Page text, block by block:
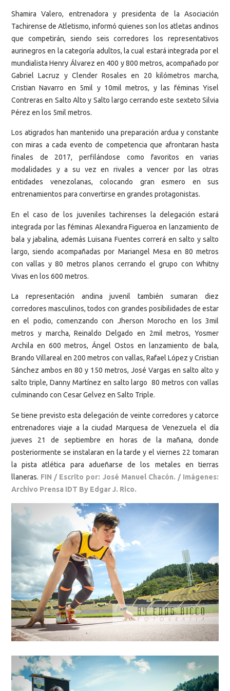
​Shamira Valero, entrenadora y presidenta de la Asociación
Tachirense de Atletismo, informó quienes son los atletas andinos
que competirán, siendo seis corredores los representativos
aurinegros en la categoría adultos, la cual estará integrada por el
mundialista Henry Álvarez en 400 y 800 metros, acompañado por
Gabriel Lacruz y Clender Rosales en 20 kilómetros marcha,
Cristian Navarro en 5mil y 10mil metros, y las féminas Yisel
Contreras en Salto Alto y Salto largo cerrando este sexteto Silvia
Pérez en los 5mil metros.
Los atigrados han mantenido una preparación ardua y constante
con miras a cada evento de competencia que afrontaran hasta
finales de 2017, perfilándose como favoritos en varias
modalidades y a su vez en rivales a vencer por las otras
entidades venezolanas, colocando gran esmero en sus
entrenamientos para convertirse en grandes protagonistas.
En el caso de los juveniles tachirenses la delegación estará
integrada por las féminas Alexandra Figueroa en lanzamiento de
bala y jabalina, además Luisana Fuentes correrá en salto y salto
largo, siendo acompañadas por Mariangel Mesa en 80 metros
con vallas y 80 metros planos cerrando el grupo con Whitny
Vivas en los 600 metros.
La representación andina juvenil también sumaran diez
corredores masculinos, todos con grandes posibilidades de estar
en el podio, comenzando con Jherson Morocho en los 3mil
metros y marcha, Reinaldo Delgado en 2mil metros, Yosmer
Archila en 600 metros, Ángel Ostos en lanzamiento de bala,
Brando Villareal en 200 metros con vallas, Rafael López y Cristian
Sánchez ambos en 80 y 150 metros, José Vargas en salto alto y
salto triple, Danny Martínez en salto largo 80 metros con vallas
culminando con Cesar Gelvez en Salto Triple.
Se tiene previsto esta delegación de veinte corredores y catorce
entrenadores viaje a la ciudad Marquesa de Venezuela el día
jueves 21 de septiembre en horas de la mañana, donde
posteriormente se instalaran en la tarde y el viernes 22 tomaran
la pista atlética para adueñarse de los metales en tierras
llaneras. FIN / Escrito por: José Manuel Chacón. / Imágenes:
Archivo Prensa IDT By Edgar J. Rico.